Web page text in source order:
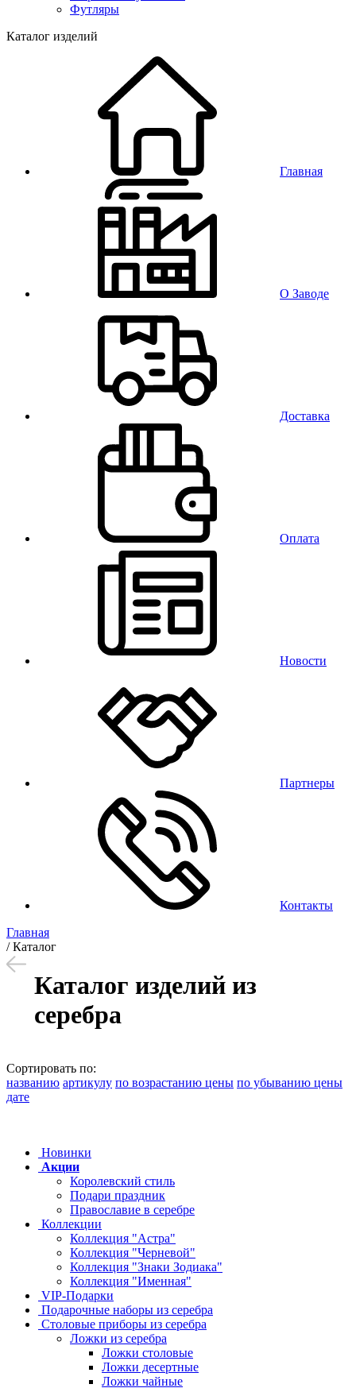
Футляры
Каталог изделий
Главная
О Заводе
Доставка
Оплата
Новости
Партнеры
Контакты
Главная
/Каталог
Каталог изделий из
серебра
Сортировать по:
названию артикулу по возрастанию цены по убыванию цены
дате
Новинки
Акции
Королевский стиль
Подари праздник
Православие в серебре
Коллекции
Коллекция "Астра"
Коллекция "Черневой"
Коллекция "Знаки Зодиака"
Коллекция "Именная"
VIP-Подарки
Подарочные наборы из серебра
Столовые приборы из серебра
Ложки из серебра
Ложки столовые
Ложки десертные
Ложки чайные